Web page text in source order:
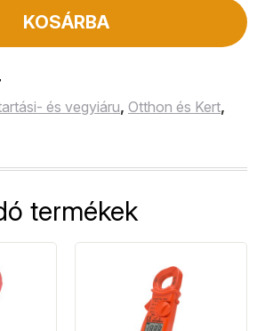
KOSÁRBA
és vegyiáru, Otthon és Kert,
termékek